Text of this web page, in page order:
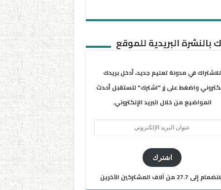
بالنشرة البريدية للموقع
للاشتراك في مدونة تعليم جديد، أدخل بريدك
واضغط على زر "اشترك" لتستقبل أحدث
المواضيع من خلال البريد الإلكتروني.
اشترك
إلى 27.7 من آلاف المشتركين الآخرين